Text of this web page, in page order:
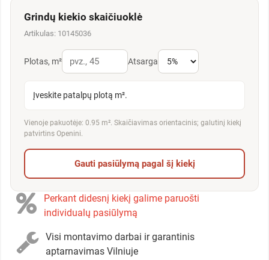
Grindų kiekio skaičiuoklė
Artikulas: 10145036
Plotas, m² Atsarga
Įveskite patalpų plotą m².
Vienoje pakuotėje: 0.95 m². Skaičiavimas orientacinis; galutinį kiekį
patvirtins Openini.
Gauti pasiūlymą pagal šį kiekį
Perkant didesnį kiekį galime paruošti
individualų pasiūlymą
Visi montavimo darbai ir garantinis
aptarnavimas Vilniuje